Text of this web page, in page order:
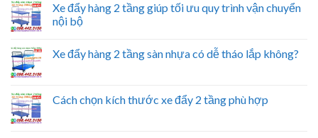
Xe đẩy hàng 2 tầng giúp tối ưu quy trình vận chuyển
nội bộ
Xe đẩy hàng 2 tầng sàn nhựa có dễ tháo lắp không?
Cách chọn kích thước xe đẩy 2 tầng phù hợp